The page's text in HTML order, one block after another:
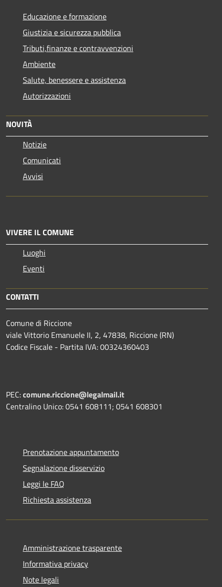
Educazione e formazione
Giustizia e sicurezza pubblica
Tributi,finanze e contravvenzioni
Ambiente
Salute, benessere e assistenza
Autorizzazioni
NOVITÀ
Notizie
Comunicati
Avvisi
VIVERE IL COMUNE
Luoghi
Eventi
CONTATTI
Comune di Riccione
viale Vittorio Emanuele II, 2, 47838, Riccione (RN)
Codice Fiscale - Partita IVA: 00324360403
PEC:comune.riccione@legalmail.it
Centralino Unico: 0541 608111; 0541 608301
Prenotazione appuntamento
Segnalazione disservizio
Leggi le FAQ
Richiesta assistenza
Amministrazione trasparente
Informativa privacy
Note legali